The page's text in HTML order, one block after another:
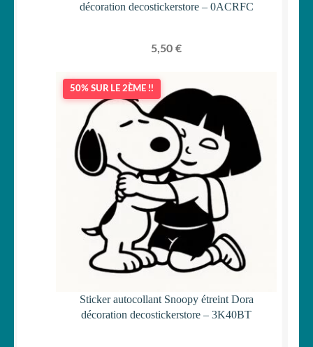
décoration decostickerstore – 0ACRFC
5,50 €
50% SUR LE 2ÈME !!
Sticker autocollant Snoopy étreint Dora
décoration decostickerstore – 3K40BT